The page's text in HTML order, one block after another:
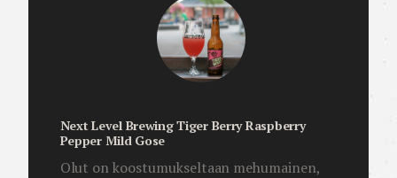
Next Level Brewing Tiger Berry Raspberry
Pepper Mild Gose
Olut on koostumukseltaan mehumainen,